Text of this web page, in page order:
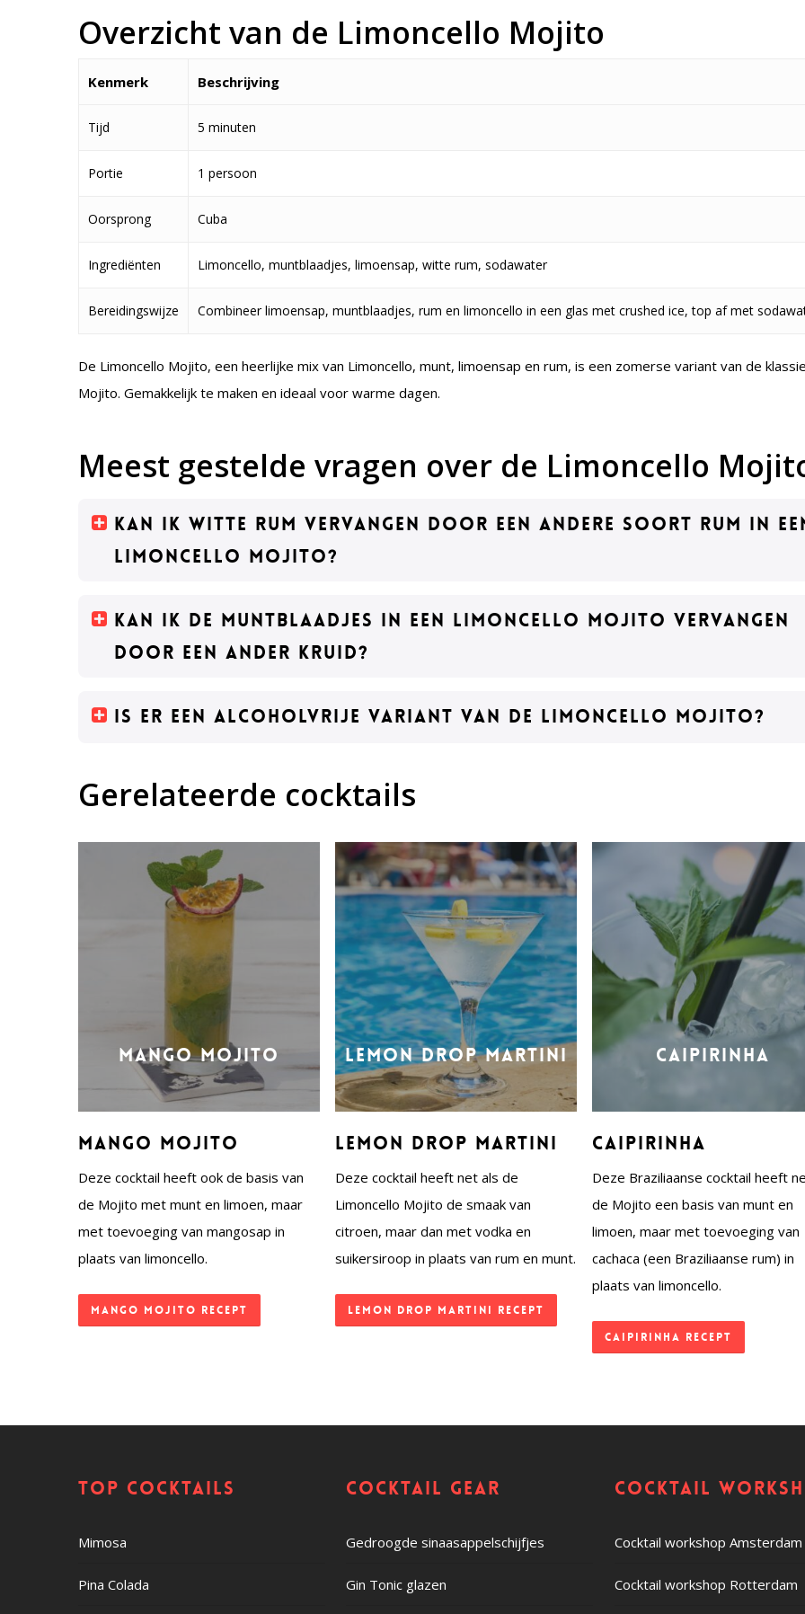
Overzicht van de Limoncello Mojito
Kenmerk Beschrijving
Tijd 5 minuten
Portie 1 persoon
Oorsprong Cuba
Ingrediënten Limoncello, muntblaadjes, limoensap, witte rum, sodawater
Bereidingswijze Combineer limoensap, muntblaadjes, rum en limoncello in een glas met crushed ice, top af met
De Limoncello Mojito, een heerlijke mix van Limoncello, munt, limoensap en rum, is een zomerse variant van de
Mojito. Gemakkelijk te maken en ideaal voor warme dagen.
Meest gestelde vragen over de Limoncello
Kan ik witte rum vervangen door een andere soort rum in
Limoncello Mojito?
Kan ik de muntblaadjes in een Limoncello Mojito vervangen
door een ander kruid?
Is er een alcoholvrije variant van de Limoncello Mojito?
Gerelateerde cocktails
Mango Mojito
Mango Mojito
Deze cocktail heeft ook de basis van
de Mojito met munt en limoen, maar
met toevoeging van mangosap in
plaats van limoncello.
Mango Mojito recept
Lemon Drop Martini
Lemon Drop Martini
Deze cocktail heeft net als de
Limoncello Mojito de smaak van
citroen, maar dan met vodka en
suikersiroop in plaats van rum en munt.
Lemon Drop Martini recept
Caipirinha
Caipirinha
Deze Braziliaanse cocktail heeft
de Mojito een basis van munt en
limoen, maar met toevoeging van
cachaca (een Braziliaanse rum) in
plaats van limoncello.
Caipirinha recept
Top cocktails
Mimosa
Pina Colada
Cocktail gear
Gedroogde sinaasappelschijfjes
Gin Tonic glazen
Cocktail
Cocktail workshop Amsterdam
Cocktail workshop Rotterdam